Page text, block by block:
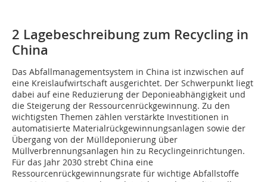
2 Lagebeschreibung zum Recycling in
China
Das Abfallmanagementsystem in China ist inzwischen auf
eine Kreislaufwirtschaft ausgerichtet. Der Schwerpunkt liegt
dabei auf eine Reduzierung der Deponieabhängigkeit und
die Steigerung der Ressourcenrückgewinnung. Zu den
wichtigsten Themen zählen verstärkte Investitionen in
automatisierte Materialrückgewinnungsanlagen sowie der
Übergang von der Mülldeponierung über
Müllverbrennungsanlagen hin zu Recyclingeinrichtungen.
Für das Jahr 2030 strebt China eine
Ressourcenrückgewinnungsrate für wichtige Abfallstoffe